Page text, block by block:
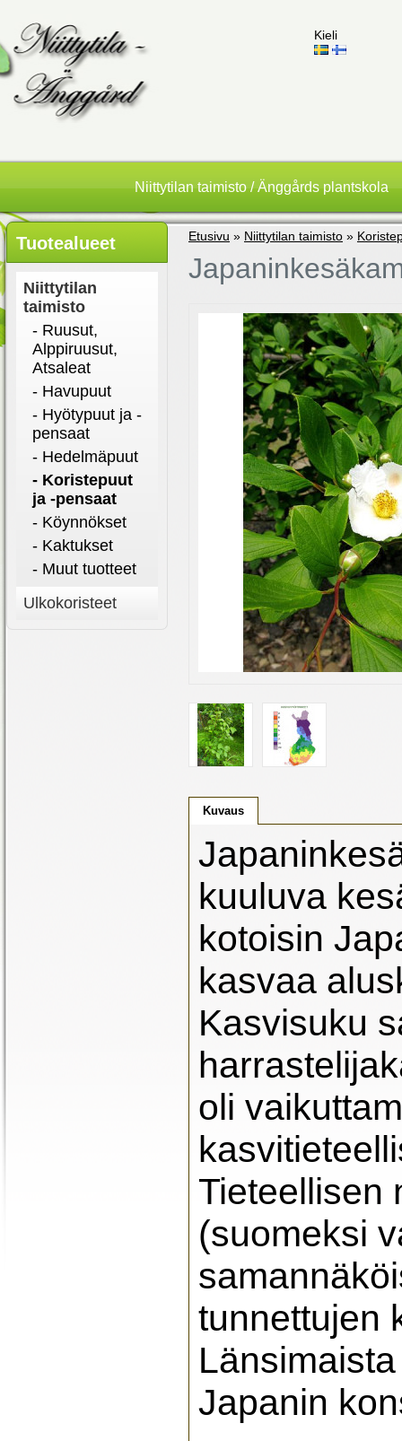
Kieli
Niittytilan taimisto / Änggårds plantskola
Tuotealueet
Niittytilan
taimisto
- Ruusut,
Alppiruusut,
Atsaleat
- Havupuut
- Hyötypuut ja -
pensaat
- Hedelmäpuut
- Koristepuut
ja -pensaat
- Köynnökset
- Kaktukset
- Muut tuotteet
Ulkokoristeet
Etusivu » Niittytilan taimisto »
Kuvaus
kuuluva
kotoisin
kasvaa
Kasvisuku
oli
Tieteellisen
(suomeksi
tunnettujen
Japanin